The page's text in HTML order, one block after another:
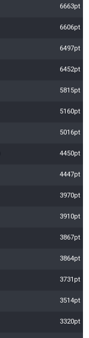
6663pt
6606pt
6497pt
6452pt
5815pt
5160pt
5016pt
4450pt
4447pt
3970pt
3910pt
3867pt
3864pt
3731pt
3514pt
3320pt